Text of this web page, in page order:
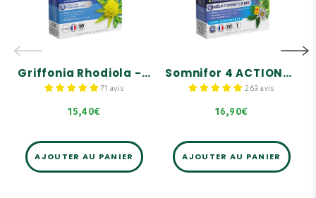
Griffonia Rhodiola - 30 gélules
71 avis
15,40€
La seule gélule associant
les 2 ingrédients anti-
déprime
2 plantes adaptogènes
Etat d'esprit positif &
calme et sérénité
AJOUTER AU PANIER
Somnifor 4 ACTIONS - 30 comprimés sommeil
263 avis
16,90€
4 ACTIONS sur le sommeil
De la mélatonine, des
Sans dépendance
AJOUTER AU PANIER